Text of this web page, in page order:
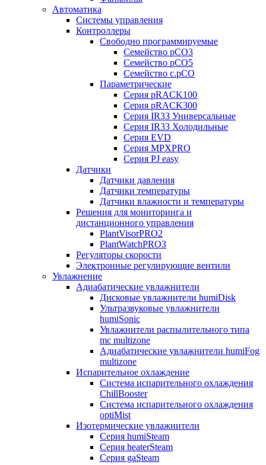
Автоматика
Системы управления
Контроллеры
Свободно программируемые
Семейство pCO3
Семейство pCO5
Семейство c.pCO
Параметрические
Серия pRACK100
Серия pRACK300
Серия IR33 Универсальные
Серия IR33 Холодильные
Серия EVD
Серия MPXPRO
Серия PJ easy
Датчики
Датчики давления
Датчики температуры
Датчики влажности и температуры
Решения для мониторинга и
дистанционного управления
PlantVisorPRO2
PlantWatchPRO3
Регуляторы скорости
Электронные регулирующие вентили
Увлажнение
Адиабатические увлажнители
Дисковые увлажнители humiDisk
Ультразвуковые увлажнители
humiSonic
Увлажнители распылительного типа
mc multizone
Адиабатические увлажнители humiFog
multizone
Испарительное охлаждение
Система испарительного охлаждения
ChillBooster
Система испарительного охлаждения
optiMist
Изотермические увлажнители
Серия humiSteam
Серия heaterSteam
Серия gaSteam